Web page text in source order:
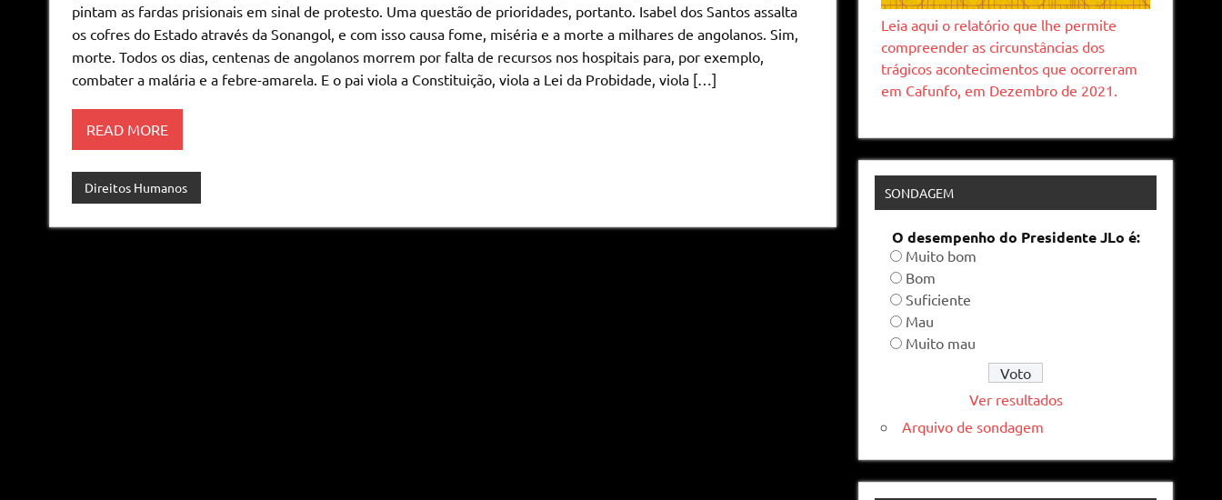
pintam as fardas prisionais em sinal de protesto. Uma questão de prioridades, portanto. Isabel dos Santos assalta
os cofres do Estado através da Sonangol, e com isso causa fome, miséria e a morte a milhares de angolanos. Sim,
morte. Todos os dias, centenas de angolanos morrem por falta de recursos nos hospitais para, por exemplo,
combater a malária e a febre-amarela. E o pai viola a Constituição, viola a Lei da Probidade, viola […]
READ MORE
Direitos Humanos
Leia aqui o relatório que lhe permite
compreender as circunstâncias dos
trágicos acontecimentos que ocorreram
em Cafunfo, em Dezembro de 2021.
SONDAGEM
O desempenho do Presidente JLo é:
Muito bom
Bom
Suficiente
Mau
Muito mau
Ver resultados
Arquivo de sondagem